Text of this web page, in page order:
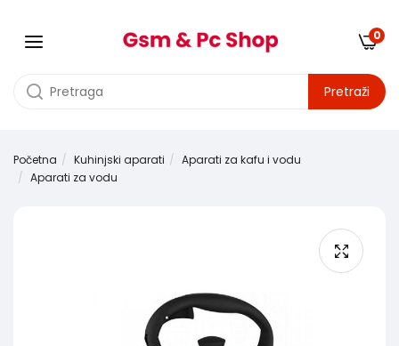
Pretraži
0
Početna Kuhinjski aparati
Aparati za kafu i vodu
Aparati za vodu